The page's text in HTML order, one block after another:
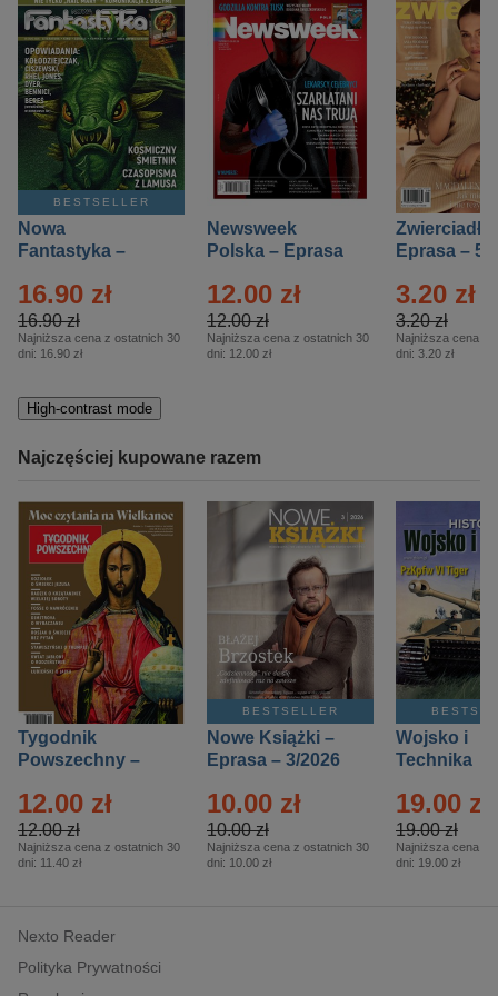
BESTSELLER
Nowa
Fantastyka –
16.90 zł
16.90 zł
Najniższa cena z ostatnich 30
dni: 16.90 zł
Newsweek
Polska – Eprasa
12.00 zł
12.00 zł
Najniższa cena z ostatnich 30
dni: 12.00 zł
Zwierciadło
Eprasa – 5/
3.20 zł
3.20 zł
Najniższa cena z
dni: 3.20 zł
High-contrast mode
Najczęściej kupowane razem
Tygodnik
Powszechny –
12.00 zł
12.00 zł
Najniższa cena z ostatnich 30
dni: 11.40 zł
BESTSELLER
Nowe Książki –
Eprasa – 3/2026
10.00 zł
10.00 zł
Najniższa cena z ostatnich 30
dni: 10.00 zł
Wojsko i
Technika
– 2/2026
19.00 zł
19.00 zł
Najniższa cena z
dni: 19.00 zł
Nexto Reader
Polityka Prywatności